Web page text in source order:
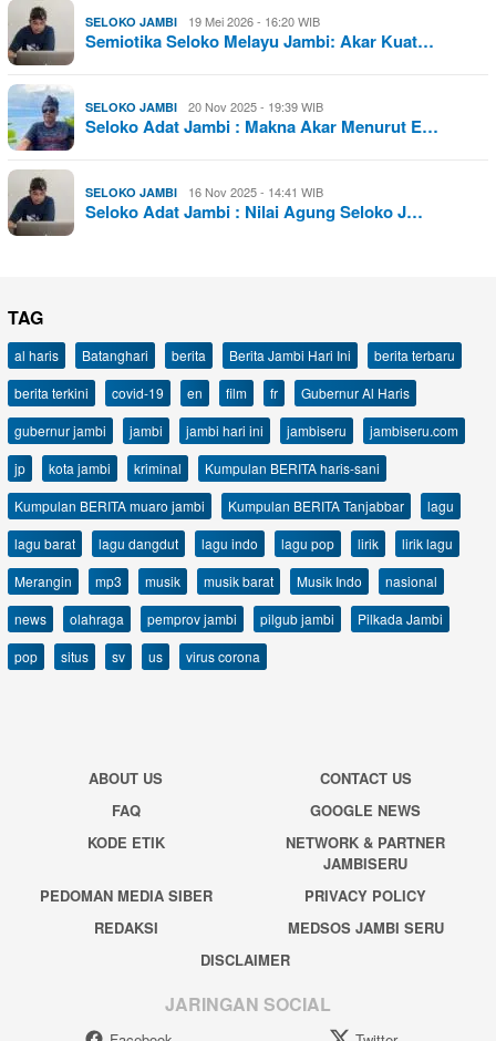
SELOKO JAMBI 19 Mei 2026 - 16:20 WIB
Semiotika Seloko Melayu Jambi: Akar Kuat…
SELOKO JAMBI 20 Nov 2025 - 19:39 WIB
Seloko Adat Jambi : Makna Akar Menurut E…
SELOKO JAMBI 16 Nov 2025 - 14:41 WIB
Seloko Adat Jambi : Nilai Agung Seloko J…
TAG
al haris Batanghari berita Berita Jambi Hari Ini
berita terbaru
berita terkini
covid-19 en film fr
Gubernur Al Haris
gubernur jambi
jambi jambi hari ini jambiseru
jambiseru.com
jp
kota jambi kriminal
Kumpulan BERITA haris-sani
Kumpulan BERITA muaro jambi
Kumpulan BERITA Tanjabbar
lagu
lagu barat
lagu dangdut lagu indo lagu pop lirik
lirik lagu
Merangin
mp3 musik musik barat Musik Indo
nasional
news
olahraga pemprov jambi pilgub jambi
Pilkada Jambi
pop
situs sv us virus corona
ABOUT US
CONTACT US
FAQ
GOOGLE NEWS
KODE ETIK
NETWORK & PARTNER
JAMBISERU
PEDOMAN MEDIA SIBER
PRIVACY POLICY
REDAKSI
MEDSOS JAMBI SERU
DISCLAIMER
JARINGAN SOCIAL